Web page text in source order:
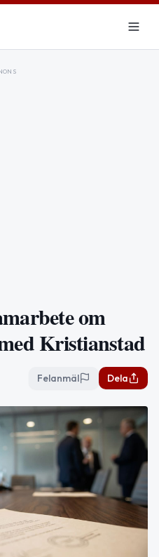
om
Kristianstad
Felanmäl Dela